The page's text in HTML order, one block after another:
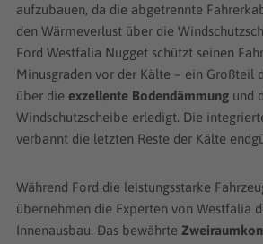
aufzubauen, da die abgetrennte
den Wärmeverlust über die
Ford Westfalia Nugget schützt seinen
Minusgraden vor der Kälte – ein Großteil
über die exzellente Bodendämmung und
Windschutzscheibe erledigt. Die
verbannt die letzten Reste der Kälte
Während Ford die leistungsstarke
übernehmen die Experten von Westfalia
Innenausbau. Das bewährte